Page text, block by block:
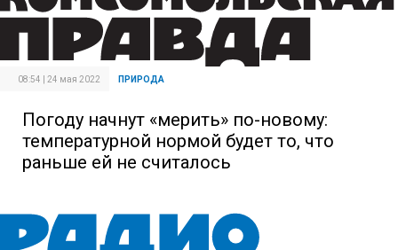
08:54 | 24 мая 2022 ПРИРОДА
Погоду начнут «мерить» по-новому:
температурной нормой будет то, что
раньше ей не считалось